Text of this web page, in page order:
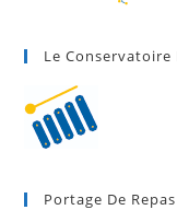
Le Conservatoire
Portage De